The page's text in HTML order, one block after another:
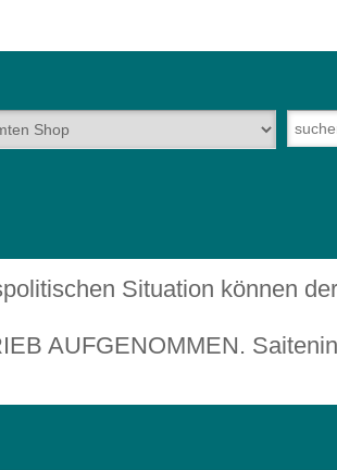
Situation können
AUFGENOMMEN.